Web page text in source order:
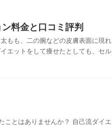
料金と口コミ評判
もも、二の腕などの皮膚表面に現れ
エットをして痩せたとしても、セル
ことはありませんか？ 自己流ダイエ